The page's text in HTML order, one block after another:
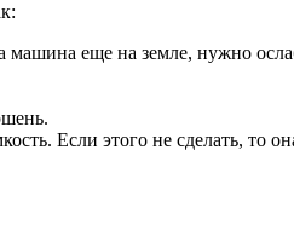
еще на земле, нужно
Если этого не сделать, то